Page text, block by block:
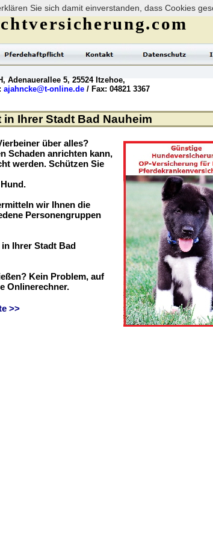
Sie sich damit einverstanden, dass Cookies
Ihrer Stadt Bad Nauheim
über alles?
Schaden anrichten kann,
werden. Schützen Sie
wir Ihnen die
Personengruppen
Ihrer Stadt Bad
Kein Problem, auf
Onlinerechner.
>>
Adenauerallee 5, 25524 Itzehoe,
ajahncke@t-online.de / Fax: 04821 3367